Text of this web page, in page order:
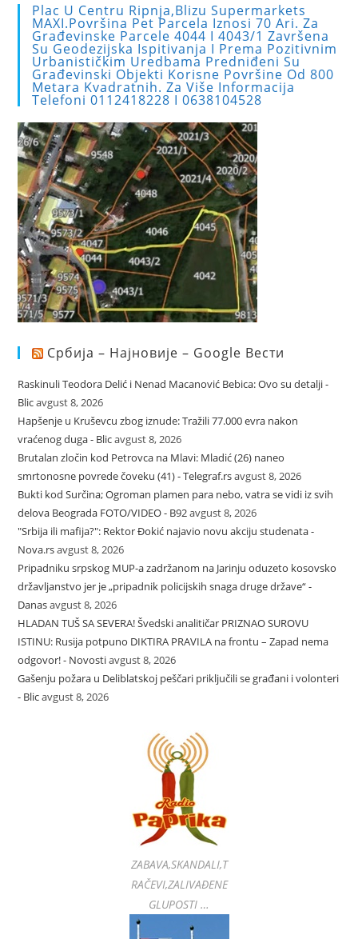
Plac U Centru Ripnja,blizu Supermarkets
MAXI.Površina Pet Parcela Iznosi 70 Ari. Za
Građevinske Parcele 4044 I 4043/1 Završena
Su Geodezijska Ispitivanja I Prema Pozitivnim
Urbanističkim Uredbama Predniđeni Su
Građevinski Objekti Korisne Površine Od 800
Metara Kvadratnih. Za Više Informacija
Telefoni 0112418228 I 0638104528
Србија – Најновије – Google Вести
Raskinuli Teodora Delić i Nenad Macanović Bebica: Ovo su detalji -
Blicavgust 8, 2026
Hapšenje u Kruševcu zbog iznude: Tražili 77.000 evra nakon
vraćenog duga - Blicavgust 8, 2026
Brutalan zločin kod Petrovca na Mlavi: Mladić (26) naneo
smrtonosne povrede čoveku (41) - Telegraf.rsavgust 8, 2026
Bukti kod Surčina; Ogroman plamen para nebo, vatra se vidi iz svih
delova Beograda FOTO/VIDEO - B92avgust 8, 2026
"Srbija ili mafija?": Rektor Đokić najavio novu akciju studenata -
Nova.rsavgust 8, 2026
Pripadniku srpskog MUP-a zadržanom na Jarinju oduzeto kosovsko
državljanstvo jer je „pripadnik policijskih snaga druge države“ -
Danasavgust 8, 2026
HLADAN TUŠ SA SEVERA! Švedski analitičar PRIZNAO SUROVU
ISTINU: Rusija potpuno DIKTIRA PRAVILA na frontu – Zapad nema
odgovor! - Novostiavgust 8, 2026
Gašenju požara u Deliblatskoj peščari priključili se građani i volonteri
- Blicavgust 8, 2026
ZABAVA,SKANDALI,T
RAČEVI,ZALIVAĐENE
GLUPOSTI …